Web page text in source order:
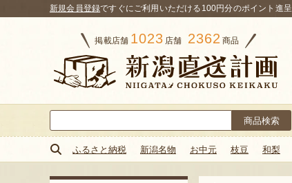
新規会員登録ですぐにご利用いただける100円分のポイント進呈
掲載店舗 1023 店舗 2362 商品
索:
ふるさと納税 新潟名物 お中元 枝豆 和梨